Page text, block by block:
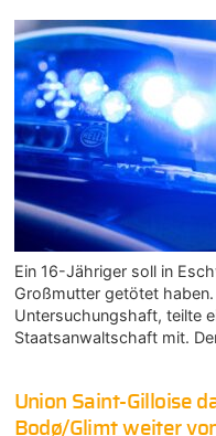
Ein 16-Jähriger soll in
Großmutter getötet
Untersuchungshaft, teilte
Staatsanwaltschaft mit.
Union Saint-Gilloise
Bodø/Glimt weiter